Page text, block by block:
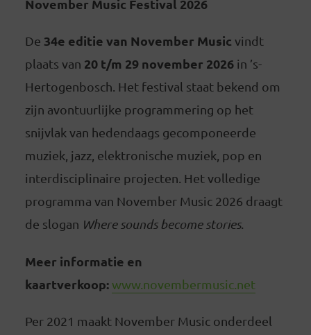
November Music Festival 2026
De 34e editie van November Music vindt
plaats van 20 t/m 29 november 2026in ’s-
Hertogenbosch. Het festival staat bekend om
zijn avontuurlijke programmering op het
snijvlak van hedendaags gecomponeerde
muziek, jazz, elektronische muziek, pop en
interdisciplinaire projecten. Het volledige
programma van November Music 2026 draagt
de slogan Where sounds become stories.
Meer informatie en
kaartverkoop:www.novembermusic.net
Per 2021 maakt November Music onderdeel